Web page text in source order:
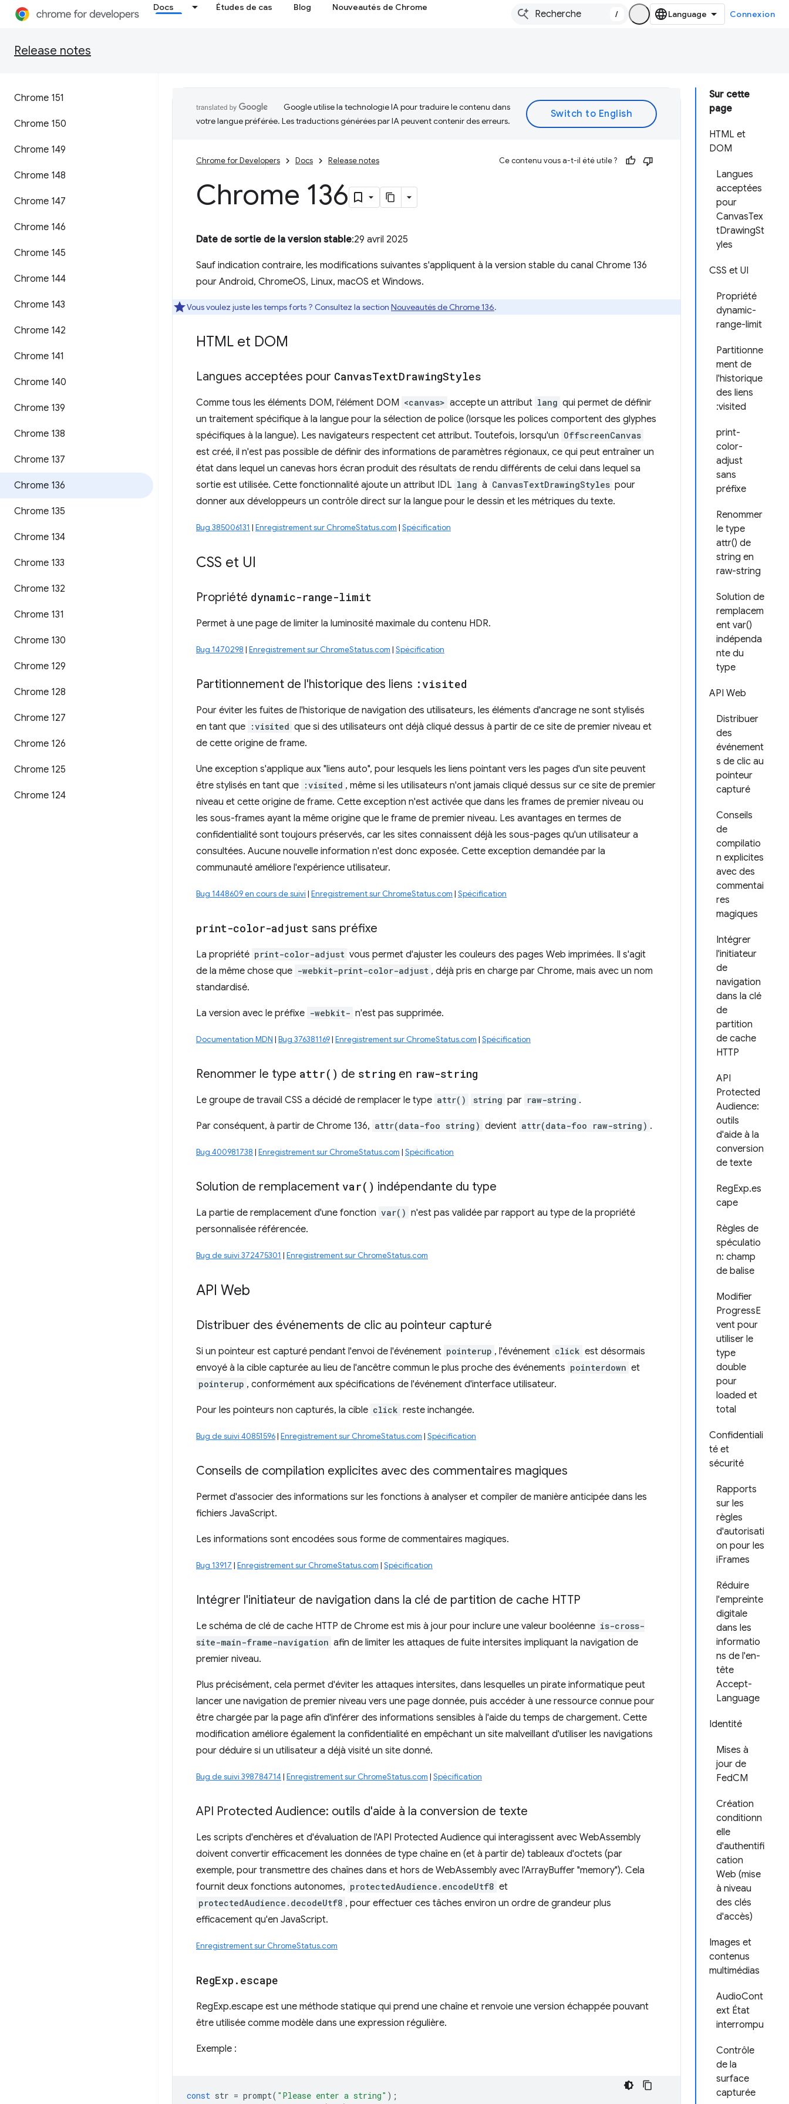
Docs Études de cas Blog Nouveautés de Chrome
/ Connexion
Release notes
Chrome 151
Chrome 150
Chrome 149
Chrome 148
Chrome 147
Chrome 146
Chrome 145
Chrome 144
Chrome 143
Chrome 142
Chrome 141
Chrome 140
Chrome 139
Chrome 138
Chrome 137
Chrome 136
Chrome 135
Chrome 134
Chrome 133
Chrome 132
Chrome 131
Chrome 130
Chrome 129
Chrome 128
Chrome 127
Chrome 126
Chrome 125
Chrome 124
Sur cette
page
HTML et
DOM
Langues
acceptées
pour
CanvasTex
tDrawingSt
yles
CSS et UI
Propriété
dynamic-
range-limit
Partitionne
ment de
l'historique
des liens
:visited
print-
color-
adjust
sans
préfixe
Renommer
le type
attr() de
string en
raw-string
Solution de
remplacem
ent var()
indépenda
nte du
type
API Web
Distribuer
des
événement
s de clic au
pointeur
capturé
Conseils
de
compilatio
n explicites
avec des
commentai
res
magiques
Intégrer
l'initiateur
de
navigation
dans la clé
de
partition
de cache
HTTP
API
Protected
Audience:
outils
d'aide à la
conversion
de texte
RegExp.es
cape
Règles de
spéculatio
n: champ
de balise
Modifier
ProgressE
vent pour
utiliser le
type
double
pour
loaded et
total
Confidentiali
té et
sécurité
Rapports
sur les
règles
d'autorisati
on pour les
iFrames
Réduire
l'empreinte
digitale
dans les
informatio
ns de l'en-
tête
Accept-
Language
Identité
Mises à
jour de
FedCM
Création
conditionn
elle
d'authentifi
cation
Web (mise
à niveau
des clés
d'accès)
Images et
contenus
multimédias
AudioCont
ext État
interrompu
Contrôle
de la
surface
capturée
Google utilise la technologie IA pour traduire le contenu dans
votre langue préférée. Les traductions générées par IA peuvent contenir des erreurs.
Chrome for Developers Docs Release notes Ce contenu vous a-t-il été utile ?
Chrome 136
Date de sortie de la version stable:29 avril 2025
Sauf indication contraire, les modifications suivantes s'appliquent à la version stable du canal Chrome 136
pour Android, ChromeOS, Linux, macOS et Windows.
Vous voulez juste les temps forts ? Consultez la section Nouveautés de Chrome 136.
HTML et DOM
Langues acceptées pour CanvasTextDrawingStyles
Comme tous les éléments DOM, l'élément DOM <canvas> accepte un attribut lang qui permet de définir
un traitement spécifique à la langue pour la sélection de police (lorsque les polices comportent des glyphes
spécifiques à la langue). Les navigateurs respectent cet attribut. Toutefois, lorsqu'un OffscreenCanvas
est créé, il n'est pas possible de définir des informations de paramètres régionaux, ce qui peut entraîner un
état dans lequel un canevas hors écran produit des résultats de rendu différents de celui dans lequel sa
sortie est utilisée. Cette fonctionnalité ajoute un attribut IDL lang à CanvasTextDrawingStyles pour
donner aux développeurs un contrôle direct sur la langue pour le dessin et les métriques du texte.
Bug 385006131 | Enregistrement sur ChromeStatus.com | Spécification
CSS et UI
Propriété dynamic-range-limit
Permet à une page de limiter la luminosité maximale du contenu HDR.
Bug 1470298 | Enregistrement sur ChromeStatus.com | Spécification
Partitionnement de l'historique des liens :visited
Pour éviter les fuites de l'historique de navigation des utilisateurs, les éléments d'ancrage ne sont stylisés
en tant que :visited que si des utilisateurs ont déjà cliqué dessus à partir de ce site de premier niveau et
de cette origine de frame.
Une exception s'applique aux "liens auto", pour lesquels les liens pointant vers les pages d'un site peuvent
être stylisés en tant que :visited , même si les utilisateurs n'ont jamais cliqué dessus sur ce site de premier
niveau et cette origine de frame. Cette exception n'est activée que dans les frames de premier niveau ou
les sous-frames ayant la même origine que le frame de premier niveau. Les avantages en termes de
confidentialité sont toujours préservés, car les sites connaissent déjà les sous-pages qu'un utilisateur a
consultées. Aucune nouvelle information n'est donc exposée. Cette exception demandée par la
communauté améliore l'expérience utilisateur.
Bug 1448609 en cours de suivi | Enregistrement sur ChromeStatus.com | Spécification
print-color-adjust sans préfixe
La propriété print-color-adjust vous permet d'ajuster les couleurs des pages Web imprimées. Il s'agit
de la même chose que -webkit-print-color-adjust , déjà pris en charge par Chrome, mais avec un nom
standardisé.
La version avec le préfixe -webkit- n'est pas supprimée.
Documentation MDN | Bug 376381169| Enregistrement sur ChromeStatus.com | Spécification
Renommer le type attr( ) de string en raw-string
Le groupe de travail CSS a décidé de remplacer le type attr() string par raw-string .
Par conséquent, à partir de Chrome 136, attr(data-foo string) devient attr(data-foo raw-string) .
Bug 400981738 | Enregistrement sur ChromeStatus.com | Spécification
Solution de remplacement var( ) indépendante du type
La partie de remplacement d'une fonction var() n'est pas validée par rapport au type de la propriété
personnalisée référencée.
Bug de suivi 372475301 | Enregistrement sur ChromeStatus.com
API Web
Distribuer des événements de clic au pointeur capturé
Si un pointeur est capturé pendant l'envoi de l'événement pointerup , l'événement click est désormais
envoyé à la cible capturée au lieu de l'ancêtre commun le plus proche des événements pointerdown et
pointerup , conformément aux spécifications de l'événement d'interface utilisateur.
Pour les pointeurs non capturés, la cible click reste inchangée.
Bug de suivi 40851596| Enregistrement sur ChromeStatus.com | Spécification
Conseils de compilation explicites avec des commentaires magiques
Permet d'associer des informations sur les fonctions à analyser et compiler de manière anticipée dans les
fichiers JavaScript.
Les informations sont encodées sous forme de commentaires magiques.
Bug 13917 | Enregistrement sur ChromeStatus.com | Spécification
Intégrer l'initiateur de navigation dans la clé de partition de cache HTTP
Le schéma de clé de cache HTTP de Chrome est mis à jour pour inclure une valeur booléenne is-cross-
site-main-frame-navigation afin de limiter les attaques de fuite intersites impliquant la navigation de
premier niveau.
Plus précisément, cela permet d'éviter les attaques intersites, dans lesquelles un pirate informatique peut
lancer une navigation de premier niveau vers une page donnée, puis accéder à une ressource connue pour
être chargée par la page afin d'inférer des informations sensibles à l'aide du temps de chargement. Cette
modification améliore également la confidentialité en empêchant un site malveillant d'utiliser les navigations
pour déduire si un utilisateur a déjà visité un site donné.
Bug de suivi 398784714 | Enregistrement sur ChromeStatus.com | Spécification
API Protected Audience: outils d'aide à la conversion de texte
Les scripts d'enchères et d'évaluation de l'API Protected Audience qui interagissent avec WebAssembly
doivent convertir efficacement les données de type chaîne en (et à partir de) tableaux d'octets (par
exemple, pour transmettre des chaînes dans et hors de WebAssembly avec l'ArrayBuffer "memory"). Cela
fournit deux fonctions autonomes, protectedAudience.encodeUtf8 et
protectedAudience.decodeUtf8 , pour effectuer ces tâches environ un ordre de grandeur plus
efficacement qu'en JavaScript.
Enregistrement sur ChromeStatus.com
RegExp . escape
RegExp.escape est une méthode statique qui prend une chaîne et renvoie une version échappée pouvant
être utilisée comme modèle dans une expression régulière.
Exemple :
const str = prompt( "Please enter a string" );